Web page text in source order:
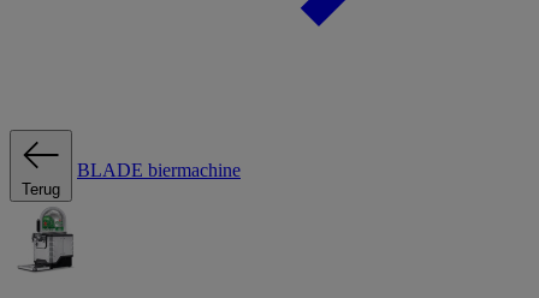
Terug
BLADE biermachine